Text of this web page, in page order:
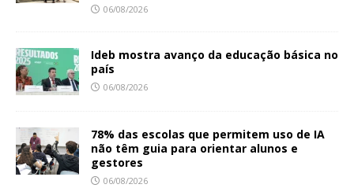
06/08/2026
Ideb mostra avanço da educação básica no
país
06/08/2026
78% das escolas que permitem uso de IA
não têm guia para orientar alunos e
gestores
06/08/2026